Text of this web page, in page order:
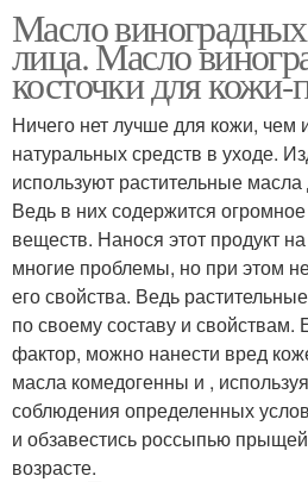
Косточки для ухода
Косточки под глаза
Масло
лица. Масло
косточки для кожи-
Ничего нет лучше для кожи, чем
натуральных средств в уходе.
используют растительные
Ведь в них содержится
веществ. Нанося этот продукт
многие проблемы, но при этом
его свойства. Ведь
по своему составу и свойствам.
фактор, можно нанести вред
масла комедогенны и ,
соблюдения определенных
и обзавестись россыпью
возрасте.